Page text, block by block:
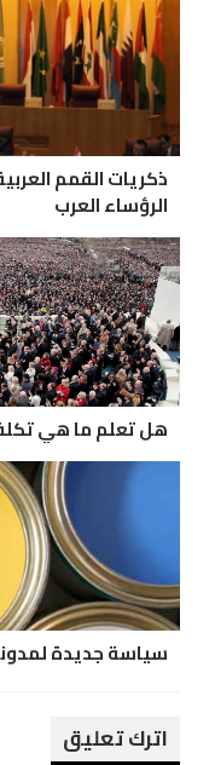
ذكريات القمم
الرؤساء العرب
هل تعلم ما هي
سياسة جديدة
اترك تعليق